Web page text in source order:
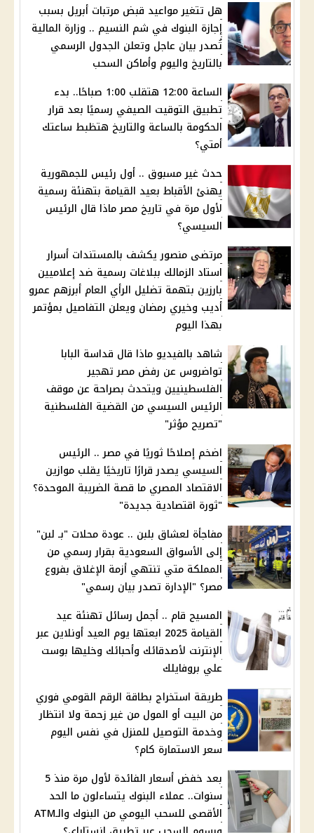
هل تتغير مواعيد قبض مرتبات أبريل بسبب
إجازة البنوك في شم النسيم .. وزارة المالية
تُصدر بيان عاجل وتعلن الجدول الرسمي
بالتاريخ واليوم وأماكن السحب
الساعة 12:00 هتقلب 1:00 صباحًا.. بدء
تطبيق التوقيت الصيفي رسميًا بعد قرار
الحكومة بالساعة والتاريخ هتظبط ساعتك
أمتي؟
حدث غير مسبوق .. أول رئيس للجمهورية
يهنئ الأقباط بعيد القيامة بتهنئة رسمية
لأول مرة في تاريخ مصر ماذا قال الرئيس
السيسي؟
مرتضى منصور يكشف بالمستندات أسرار
استاد الزمالك ببلاغات رسمية ضد إعلاميين
بارزين بتهمة تضليل الرأي العام أبرزهم عمرو
أديب وخيري رمضان ويعلن التفاصيل بمؤتمر
بهذا اليوم
شاهد بالفيديو ماذا قال قداسة البابا
تواضروس عن رفض مصر تهجير
الفلسطينيين ويتحدث بصراحة عن موقف
الرئيس السيسي من القضية الفلسطنية
"تصريح مؤثر"
اضخم إصلاحًا ثوريًا في مصر .. الرئيس
السيسي يصدر قرارًا تاريخيًا يقلب موازين
الاقتصاد المصري ما قصة الضريبة الموحدة؟
"ثورة اقتصادية جديدة"
مفاجأة لعشاق بلبن .. عودة محلات "بـ لبن"
إلى الأسواق السعودية بقرار رسمي من
المملكة متي تنتهي أزمة الإغلاق بفروع
مصر؟ "الإدارة تصدر بيان رسمي"
المسيح قام .. أجمل رسائل تهنئة عيد
القيامة 2025 ابعتها يوم العيد أونلاين عبر
الإنترنت لأصدقائك وأحبائك وخليها بوست
علي بروفايلك
طريقة استخراج بطاقة الرقم القومي فوري
من البيت أو المول من غير زحمة ولا انتظار
وخدمة التوصيل للمنزل في نفس اليوم
سعر الاستمارة كام؟
بعد خفض أسعار الفائدة لأول مرة منذ 5
سنوات.. عملاء البنوك يتساءلون ما الحد
الأقصى للسحب اليومي من البنوك والـATM